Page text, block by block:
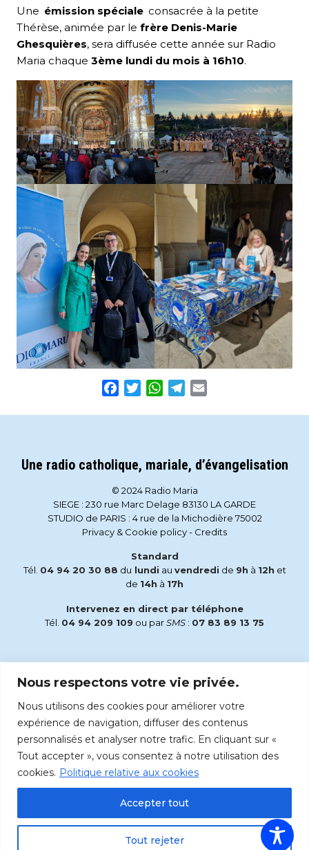
Nous respectons votre vie privée.
Nous utilisons des cookies pour améliorer votre
expérience de navigation, diffuser des contenus
personnalisés et analyser notre trafic. En cliquant sur «
Tout accepter », vous consentez à notre utilisation des
cookies. Politique relative aux cookies
Tout rejeter
Accepter tout
Une émission spéciale consacrée à la petite
Thérèse, animée par le frère Denis-Marie
Ghesquières, sera diffusée cette année sur Radio
Maria chaque 3ème lundi du mois à 16h10.
Facebook
TwitterWhatsApp
Telegram
Une radio catholique, mariale, d’évangelisation
© 2024 Radio Maria
SIEGE : 230 rue Marc Delage 83130 LA GARDE
STUDIO de PARIS : 4 rue de la Michodière 75002
Privacy & Cookie policy- Credits
Standard
Tél. 04 94 20 30 88 du lundi au vendredi de 9h à 12h et
de 14h à 17h
Intervenez en direct par téléphone
Tél. 04 94 209 109 ou parSMS : 07 83 89 13 75
accueil@radiomaria.fr
Écoutez Radio Maria sur :